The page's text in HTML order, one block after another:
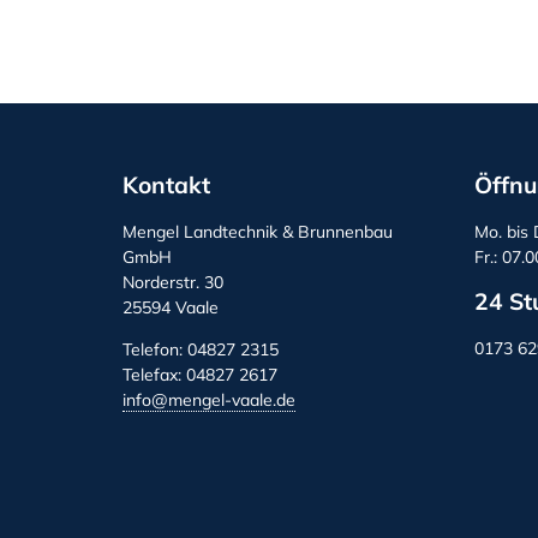
Kontakt
Mengel Landtechnik & Brunnenbau
GmbH
Norderstr. 30
25594 Vaale
Telefon: 04827 2315
Telefax: 04827 2617
info@mengel-vaale.de
Mo. bis
Fr.:
24
0173